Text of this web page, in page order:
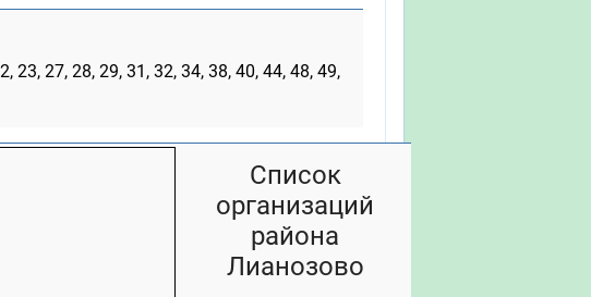
23, 27, 28, 29, 31, 32, 34, 38, 40, 44, 48, 49,
Список
организаций
района
Лианозово